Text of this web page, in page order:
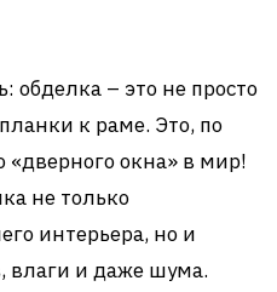
обделка – это не просто
к раме. Это, по
«дверного окна» в мир!
не только
интерьера, но и
влаги и даже шума.